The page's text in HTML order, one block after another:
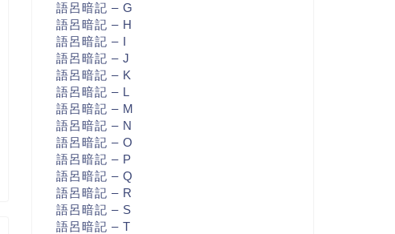
語呂暗記 – G
語呂暗記 – H
語呂暗記 – I
語呂暗記 – J
語呂暗記 – K
語呂暗記 – L
語呂暗記 – M
語呂暗記 – N
語呂暗記 – O
語呂暗記 – P
語呂暗記 – Q
語呂暗記 – R
語呂暗記 – S
語呂暗記 – T